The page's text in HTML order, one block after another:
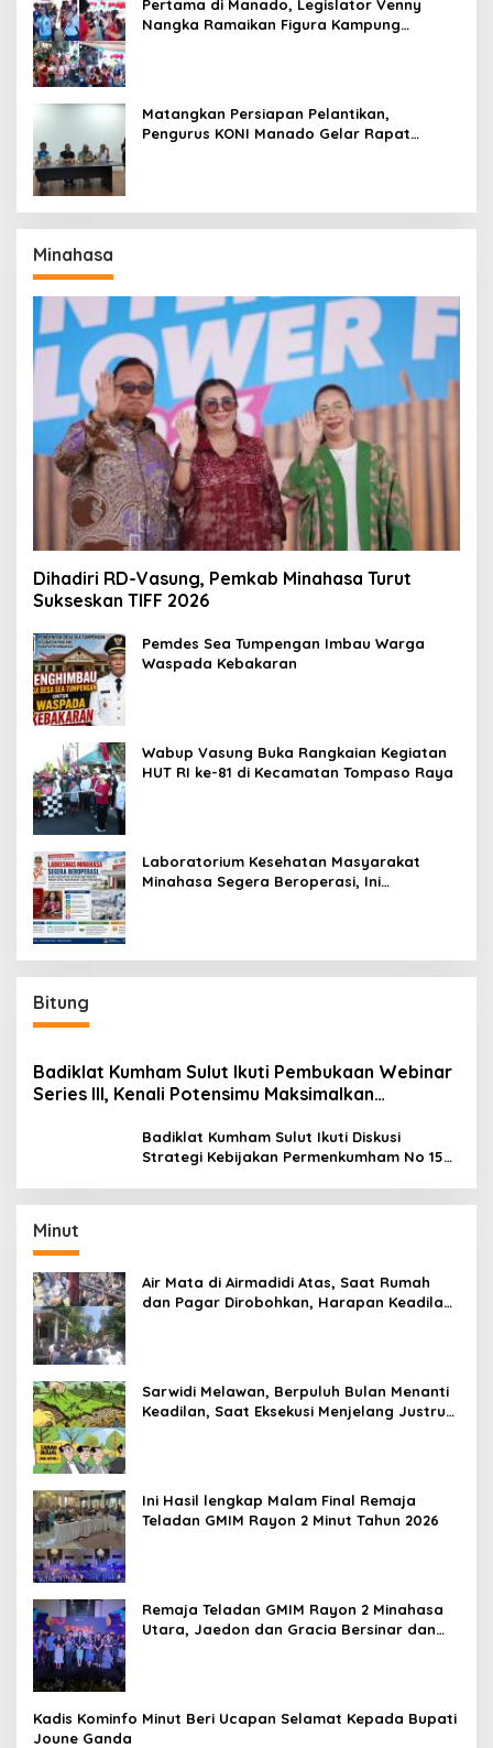
Pertama di Manado, Legislator Venny
Nangka Ramaikan Figura Kampung
Matangkan Persiapan Pelantikan,
Pengurus KONI Manado Gelar Rapat
Minahasa
Dihadiri RD-Vasung, Pemkab Minahasa Turut
Sukseskan TIFF 2026
Pemdes Sea Tumpengan Imbau Warga
Waspada Kebakaran
Wabup Vasung Buka Rangkaian Kegiatan
HUT RI ke-81 di Kecamatan Tompaso Raya
Laboratorium Kesehatan Masyarakat
Minahasa Segera Beroperasi, Ini
Bitung
Badiklat Kumham Sulut Ikuti Pembukaan Webinar
Series III, Kenali Potensimu Maksimalkan
Badiklat Kumham Sulut Ikuti Diskusi
Strategi Kebijakan Permenkumham No 15
Minut
Air Mata di Airmadidi Atas, Saat Rumah
dan Pagar Dirobohkan, Harapan Keadilan
Sarwidi Melawan, Berpuluh Bulan Menanti
Keadilan, Saat Eksekusi Menjelang Justru
Ini Hasil lengkap Malam Final Remaja
Teladan GMIM Rayon 2 Minut Tahun 2026
Remaja Teladan GMIM Rayon 2 Minahasa
Utara, Jaedon dan Gracia Bersinar dan
Kadis Kominfo Minut Beri Ucapan Selamat Kepada Bupati
Joune Ganda